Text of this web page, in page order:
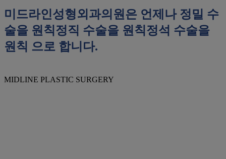
미드라인성형외과의원은 언제나 정밀 수
술을 원칙 정직 수술을 원칙 정석 수술을
원칙 으로 합니다.
MIDLINE PLASTIC SURGERY